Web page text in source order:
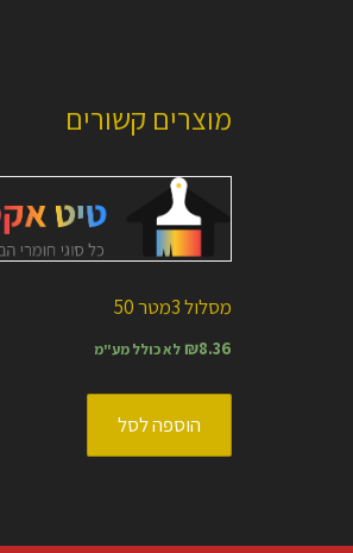
מוצרים קשורים
מסלול 3מטר 50
₪8.36 לא כולל מע"מ
הוספה לסל